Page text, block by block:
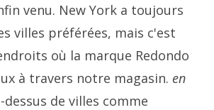
venu. New York a toujours
villes préférées, mais c'est
où la marque Redondo
à travers notre magasin. en
dessus de villes comme